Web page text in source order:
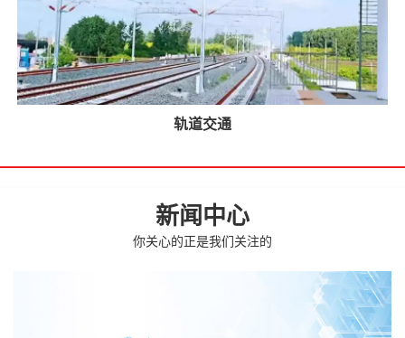
轨道交通
新闻中心
你关心的正是我们关注的